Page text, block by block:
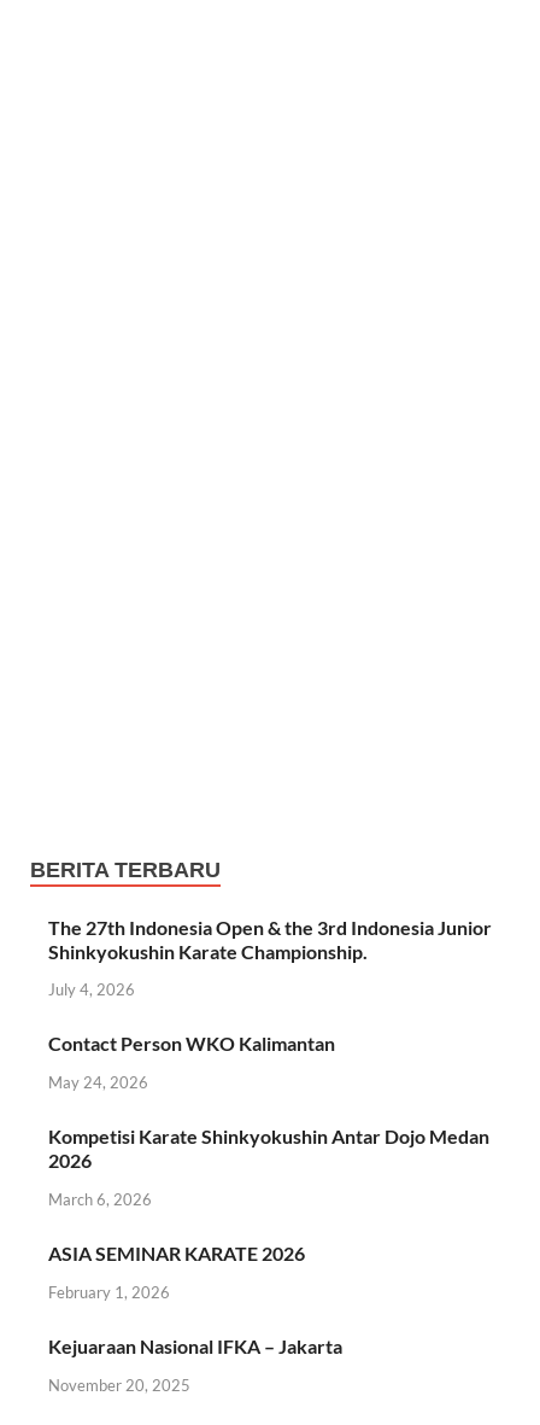
BERITA TERBARU
The 27th Indonesia Open & the 3rd Indonesia Junior
Shinkyokushin Karate Championship.
July 4, 2026
Contact Person WKO Kalimantan
May 24, 2026
Kompetisi Karate Shinkyokushin Antar Dojo Medan
2026
March 6, 2026
ASIA SEMINAR KARATE 2026
February 1, 2026
Kejuaraan Nasional IFKA – Jakarta
November 20, 2025